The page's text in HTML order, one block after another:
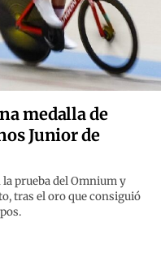
medalla de
Junior de
prueba del Omnium y
tras el oro que consiguió